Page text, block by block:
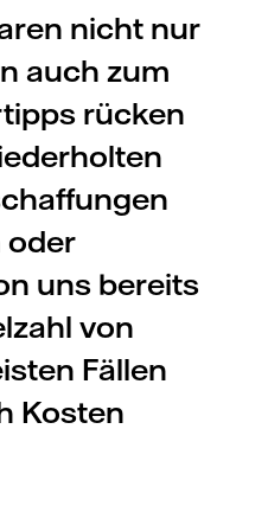
nicht nur
auch zum
rücken
oder
uns bereits
von
Fällen
Kosten